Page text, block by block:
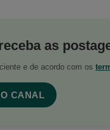
as
e de acordo com os
CANAL